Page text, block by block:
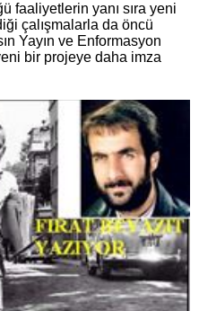
faaliyetlerin yanı sıra yeni
çalışmalarla da öncü
Yayın ve Enformasyon
bir projeye daha imza